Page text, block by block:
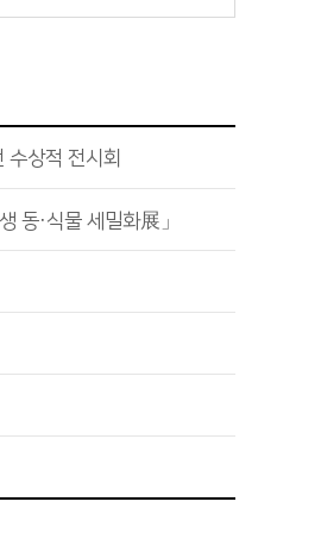
상적 전시회
동·식물 세밀화展」